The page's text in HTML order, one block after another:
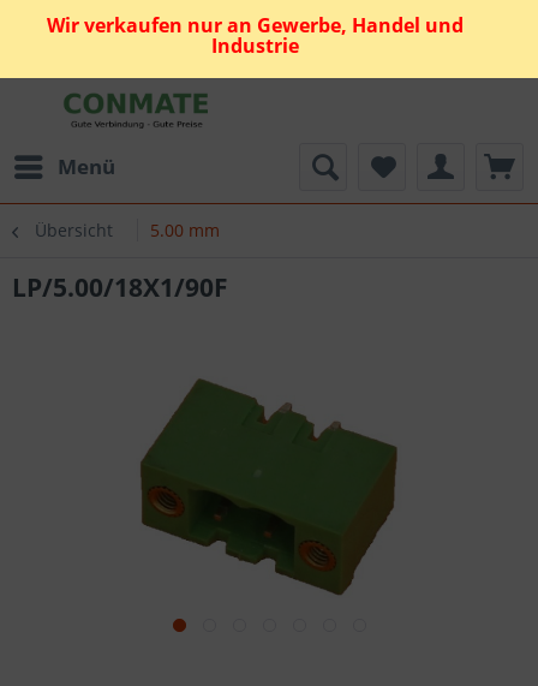
Wir verkaufen nur an Gewerbe, Handel und
Industrie
Menü
Übersicht 5.00 mm
LP/5.00/18X1/90F